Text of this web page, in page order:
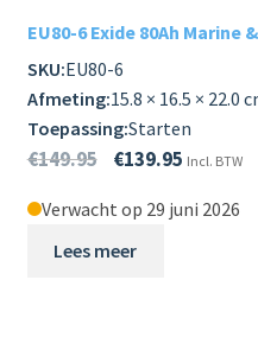
EU80-6 Exide 80Ah Marine
SKU:EU80-6
Afmeting:15.8 × 16.5 × 22.0
Toepassing:Starten
€149.95 €139.95 Incl. BTW
Verwacht op 29 juni 2026
Lees meer